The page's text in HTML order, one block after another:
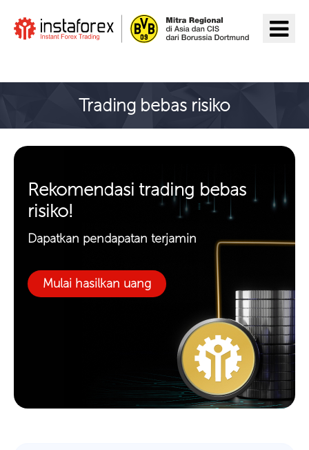
Trading bebas risiko
Rekomendasi trading bebas
risiko!
Dapatkan pendapatan terjamin
Mulai hasilkan uang